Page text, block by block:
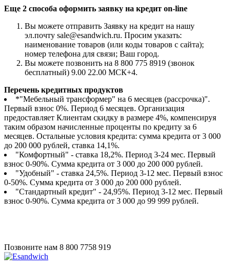
Еще 2 способа оформить заявку на кредит on-line
Вы можете отправить Заявку на кредит на нашу
эл.почту sale@esandwich.ru. Просим указать:
наименование товаров (или коды товаров с сайта);
номер телефона для связи; Ваш город.
Вы можете позвонить на 8 800 775 8919 (звонок
бесплатный) 9.00 22.00 МСК+4.
Перечень кредитных продуктов
*"Мебельный трансформер" на 6 месяцев (рассрочка)".
Первый взнос 0%. Период 6 месяцев. Организация
предоставляет Клиентам скидку в размере 4%, компенсируя
таким образом начисленные проценты по кредиту за 6
месяцев. Остальные условия кредита: сумма кредита от 3 000
до 200 000 рублей, ставка 14,1%.
"Комфортный" - ставка 18,2%. Период 3-24 мес. Первый
взнос 0-90%. Сумма кредита от 3 000 до 200 000 рублей.
"Удобный" - ставка 24,5%. Период 3-12 мес. Первый взнос
0-50%. Сумма кредита от 3 000 до 200 000 рублей.
"Стандартный кредит" - 24,95%. Период 3-12 мес. Первый
взнос 0-90%. Сумма кредита от 3 000 до 99 999 рублей.
Позвоните нам 8 800 7758 919